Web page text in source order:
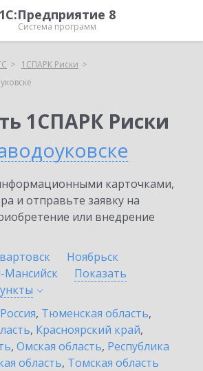
1С:Предприятие 8
Система программ
1СПАРК Риски
1СПАРК Риски
карточками,
и отправьте заявку на
или внедрение
Ноябрьск
Мансийск
Показать
Россия, Тюменская область,
, Красноярский край,
, Омская область, Республика
область, Томская область